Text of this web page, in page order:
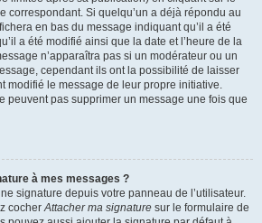
correspondant. Si quelqu’un a déjà répondu au
en bas du message indiquant qu’il a été
a été modifié ainsi que la date et l’heure de la
n’apparaîtra pas si un modérateur ou un
cependant ils ont la possibilité de laisser
modifié le message de leur propre initiative.
peuvent pas supprimer un message une fois que
à mes messages ?
signature depuis votre panneau de l’utilisateur.
cocherAttacher ma signature sur le formulaire de